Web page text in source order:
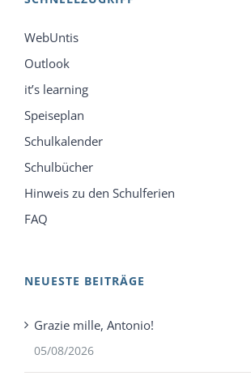
WebUntis
Outlook
it’s learning
Speiseplan
Schulkalender
Schulbücher
Hinweis zu den Schulferien
FAQ
NEUESTE BEITRÄGE
Grazie mille, Antonio!
05/08/2026